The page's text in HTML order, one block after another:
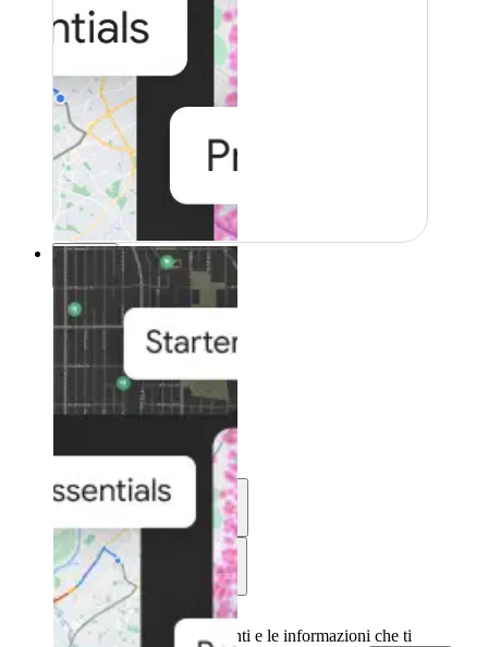
Risorse
Risorse
Sviluppo
Community
Assistenza
Sviluppo Ottieni gli strumenti e le informazioni che ti